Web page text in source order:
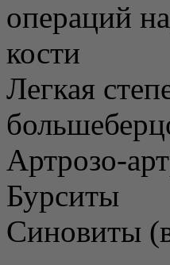
операций
кости
Легкая
Артрозо-
Бурситы
Синовиты